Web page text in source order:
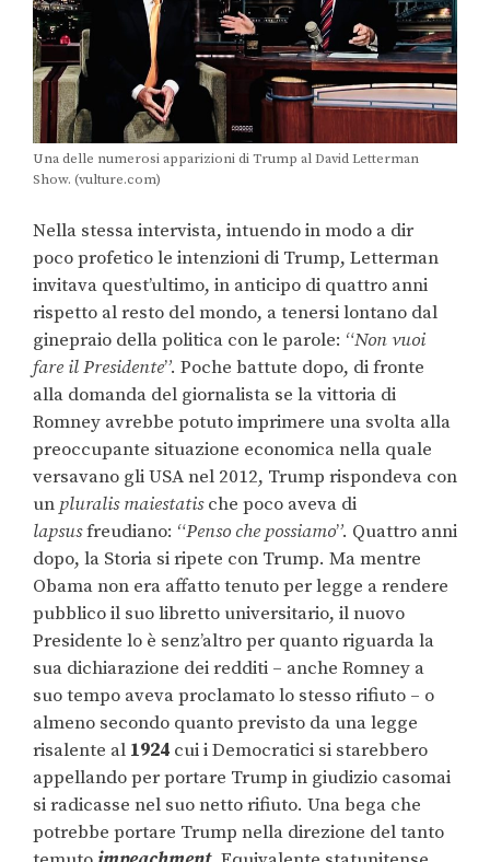
Una delle numerosi apparizioni di Trump al David Letterman
Show. (vulture.com)
Nella stessa intervista, intuendo in modo a dir
poco profetico le intenzioni di Trump, Letterman
invitava quest’ultimo, in anticipo di quattro anni
rispetto al resto del mondo, a tenersi lontano dal
ginepraio della politica con le parole: “Non vuoi
fare il Presidente”. Poche battute dopo, di fronte
alla domanda del giornalista se la vittoria di
Romney avrebbe potuto imprimere una svolta alla
preoccupante situazione economica nella quale
versavano gli USA nel 2012, Trump rispondeva con
un pluralis maiestatische poco aveva di
lapsusfreudiano: “Penso che possiamo”. Quattro anni
dopo, la Storia si ripete con Trump. Ma mentre
Obama non era affatto tenuto per legge a rendere
pubblico il suo libretto universitario, il nuovo
Presidente lo è senz’altro per quanto riguarda la
sua dichiarazione dei redditi – anche Romney a
suo tempo aveva proclamato lo stesso rifiuto – o
almeno secondo quanto previsto da una legge
risalente al 1924 cui i Democratici si starebbero
appellando per portare Trump in giudizio casomai
si radicasse nel suo netto rifiuto. Una bega che
potrebbe portare Trump nella direzione del tanto